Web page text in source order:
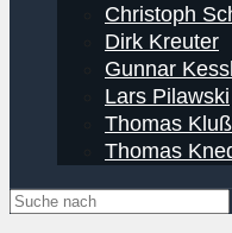
Christoph
Dirk Kreuter
Gunnar
Lars Pilawski
Thomas
Thomas